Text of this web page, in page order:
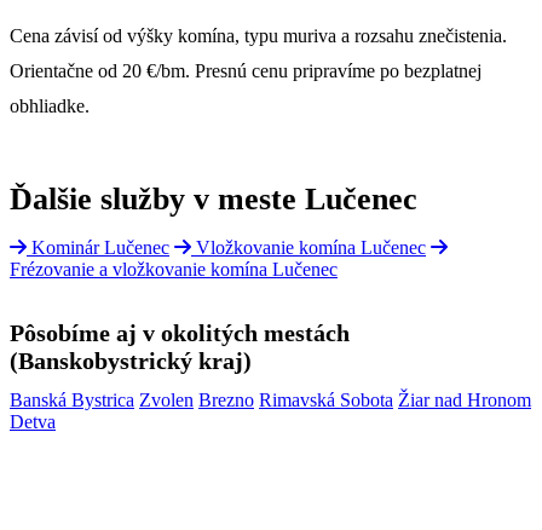
Cena závisí od výšky komína, typu muriva a rozsahu znečistenia.
Orientačne od 20 €/bm. Presnú cenu pripravíme po bezplatnej
obhliadke.
Ďalšie služby v meste Lučenec
Kominár Lučenec
Vložkovanie komína Lučenec
Frézovanie a vložkovanie komína Lučenec
Pôsobíme aj v okolitých mestách
(Banskobystrický kraj)
Banská Bystrica Zvolen Brezno Rimavská Sobota Žiar nad Hronom
Detva